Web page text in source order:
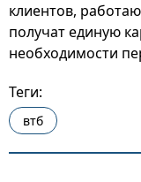
клиентов,
получат единую
необходимости
Теги:
втб